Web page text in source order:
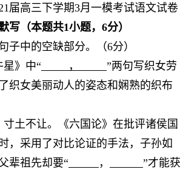
届高三下学期3月一模考试语文试卷
写（本题共1小题，6分）
子中的空缺部分。（6分）
星》中“ ， ”两句写织女劳
织女美丽动人的姿态和娴熟的织布
寸土不让。《六国论》在批评诸侯国
，采用了对比论证的手法，子孙如
辈祖先却要“
，
”才能获